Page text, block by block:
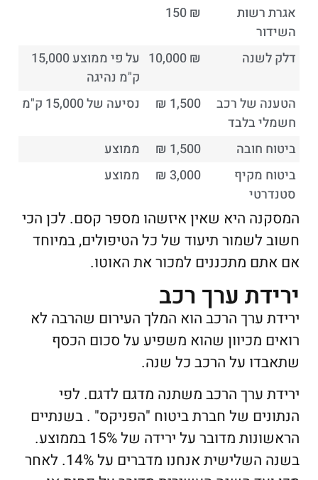
אגרת רשות
השידור
₪ 150
דלק לשנה ₪ 10,000
על פי ממוצע 15,000
ק"מ נהיגה
הטענה של רכב
חשמלי בלבד
1,500 ₪ נסיעה של 15,000 ק"מ
ביטוח חובה 1,500 ₪
ממוצע
ביטוח מקיף
סטנדרטי
3,000 ₪ ממוצע
המסקנה היא שאין איזשהו מספר קסם. לכן הכי
חשוב לשמור תיעוד של כל הטיפולים, במיוחד
אם אתם מתכננים למכור את האוטו.
ירידת ערך רכב
ירידת ערך הרכב הוא המלך העירום שהרבה לא
רואים מכיוון שהוא משפיע על סכום הכסף
שתאבדו על הרכב כל שנה.
ירידת ערך הרכב משתנה מדגם לדגם. לפי
הנתונים של חברת ביטוח "הפניקס" . בשנתיים
הראשונות מדובר על ירידה של 15% בממוצע.
בשנה השלישית אנחנו מדברים על 14%. לאחר